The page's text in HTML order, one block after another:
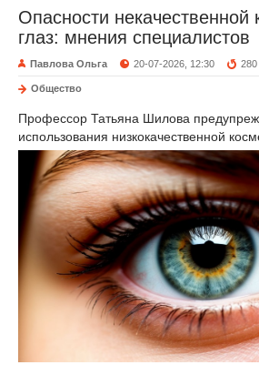
Опасности некачественной
глаз: мнения специалистов
Павлова Ольга 20-07-2026, 12:30 280
Общество
Профессор Татьяна Шилова
использования низкокачественной